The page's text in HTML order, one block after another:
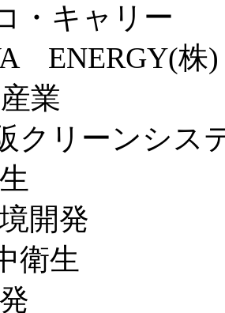
・キャリー
ENERGY(株)
業
クリーンシス
開発
衛生